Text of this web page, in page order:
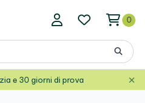
0
e 30 giorni di prova ×